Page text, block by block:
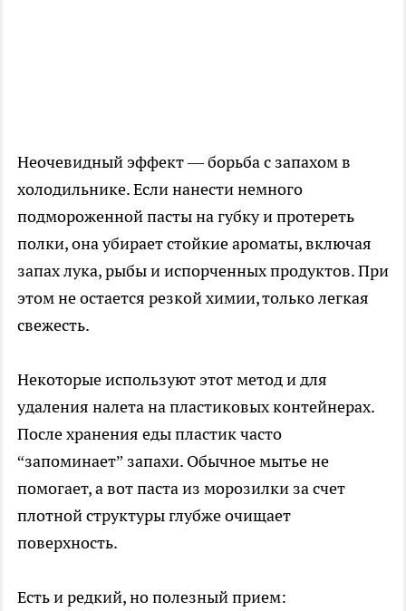
Неочевидный эффект — борьба с запахом в
холодильнике. Если нанести немного
подмороженной пасты на губку и протереть
полки, она убирает стойкие ароматы, включая
запах лука, рыбы и испорченных продуктов. При
этом не остается резкой химии, только легкая
свежесть.
Некоторые используют этот метод и для
удаления налета на пластиковых контейнерах.
После хранения еды пластик часто
“запоминает” запахи. Обычное мытье не
помогает, а вот паста из морозилки за счет
плотной структуры глубже очищает
поверхность.
Есть и редкий, но полезный прием: